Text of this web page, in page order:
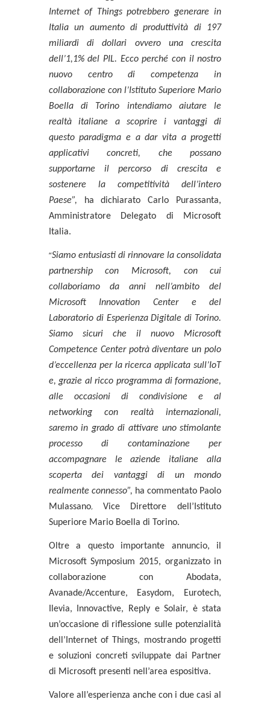
Internet of Things potrebbero generare in
Italia un aumento di produttività di 197
miliardi di dollari ovvero una crescita
dell’1,1% del PIL. Ecco perché con il nostro
nuovo centro di competenza in
collaborazione con l’Istituto Superiore Mario
Boella di Torino intendiamo aiutare le
realtà italiane a scoprire i vantaggi di
questo paradigma e a dar vita a progetti
applicativi concreti, che possano
supportarne il percorso di crescita e
sostenere la competitività dell’intero
Paese”,
ha dichiaratoCarlo Purassanta,
Amministratore Delegato di Microsoft
Italia.
“Siamo entusiasti di rinnovare la consolidata
partnership con Microsoft, con cui
collaboriamo da anni nell’ambito del
Microsoft Innovation Center e del
Laboratorio di Esperienza Digitale di Torino.
Siamo sicuri che il nuovo Microsoft
Competence Center potrà diventare un polo
d’eccellenza per la ricerca applicata sull’IoT
e, grazie al ricco programma di formazione,
alle occasioni di condivisione e al
networking con realtà internazionali,
saremo in grado di attivare uno stimolante
processo di contaminazione per
accompagnare le aziende italiane alla
scoperta dei vantaggi di un mondo
realmente connesso”, ha commentato Paolo
Mulassano, Vice Direttore dell’Istituto
Superiore Mario Boella di Torino.
Oltre a questo importante annuncio, il
Microsoft Symposium 2015, organizzato in
collaborazione conAbodata,
Avanade/Accenture, Easydom, Eurotech,
Ilevia, Innovactive, Reply eSolair, è stata
un’occasione di riflessione sulle potenzialità
dell’Internet of Things, mostrando progetti
e soluzioni concreti sviluppate dai Partner
di Microsoft presenti nell’area espositiva.
Valore all’esperienza anche con i due casi al